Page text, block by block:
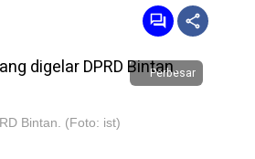
Perbesar
Bintan. (Foto: ist)